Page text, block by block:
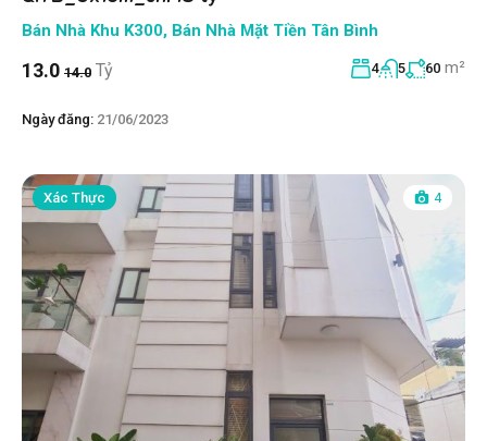
Bán Nhà Khu K300, Bán Nhà Mặt Tiền Tân Bình
13.0 14.0 Tỷ 4 5 60 m²
Ngày đăng: 21/06/2023
Xác Thực 4